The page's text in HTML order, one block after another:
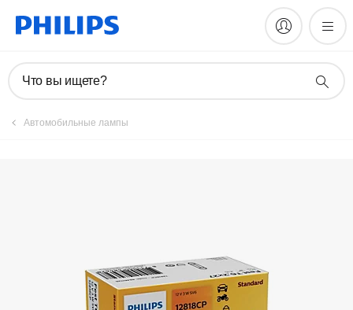
Что вы ищете?
Автомобильные лампы